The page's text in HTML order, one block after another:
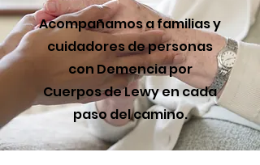
Acompañamos a familias y
cuidadores de personas
con Demencia por
Cuerpos de Lewy en cada
paso del camino.